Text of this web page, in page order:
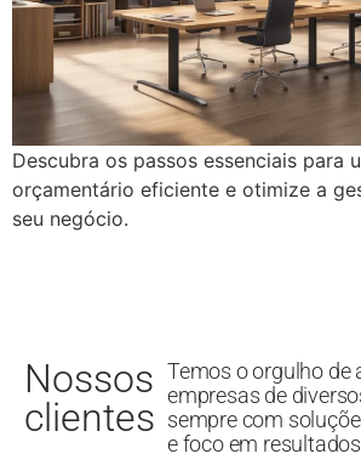
Descubra os passos essenciais para
orçamentário eficiente e otimize a
seu negócio.
Nossos
clientes
Temos o orgulho de
empresas de
sempre com
e foco em